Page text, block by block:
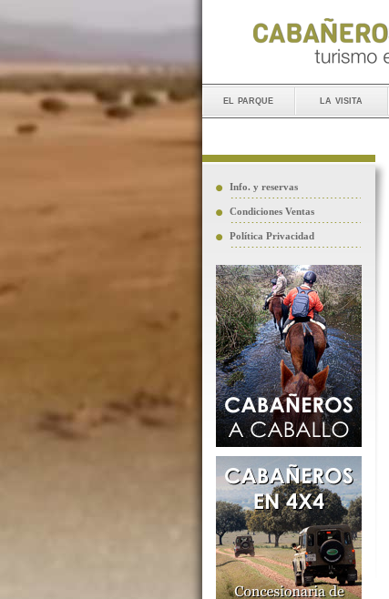
el parque la visita
Info. y reservas
Condiciones Ventas
Política Privacidad